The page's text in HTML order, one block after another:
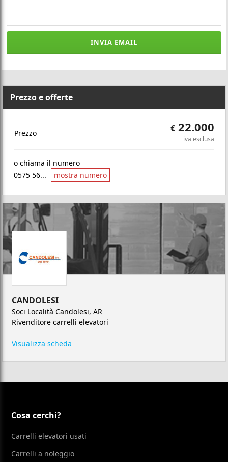
INVIA EMAIL
Prezzo e offerte
Prezzo €22.000
iva esclusa
o chiama il numero
0575 56...
mostra numero
CANDOLESI
Soci Località Candolesi, AR
Rivenditore carrelli elevatori
Visualizza scheda
Cosa cerchi?
Carrelli elevatori usati
Carrelli a noleggio